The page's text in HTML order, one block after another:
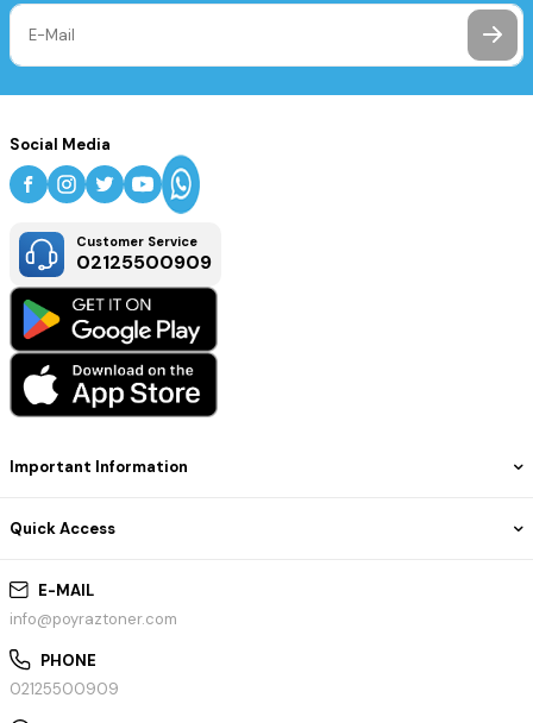
E-MAIL
info@poyraztoner.com
PHONE
02125500909
Important Information
Quick Access
Social Media
Customer Service
02125500909